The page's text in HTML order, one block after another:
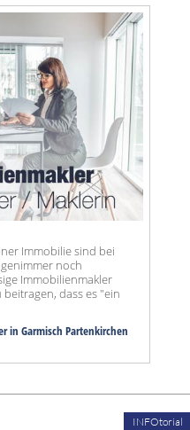
Immobilie sind bei
noch
Immobilienmakler
dass es "ein
in Garmisch Partenkirchen
INFOtorial